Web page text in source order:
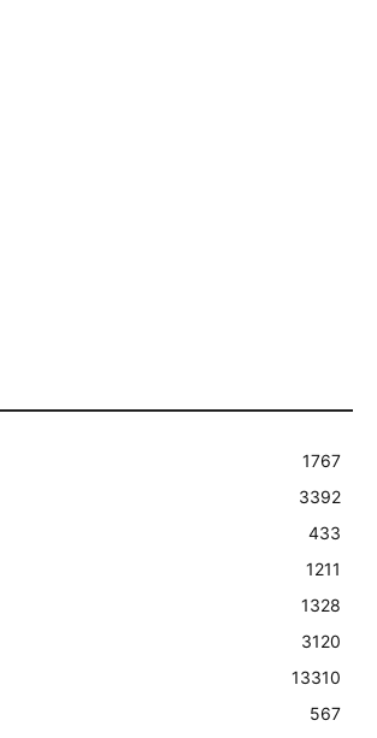
1767
3392
433
1211
1328
3120
13310
567